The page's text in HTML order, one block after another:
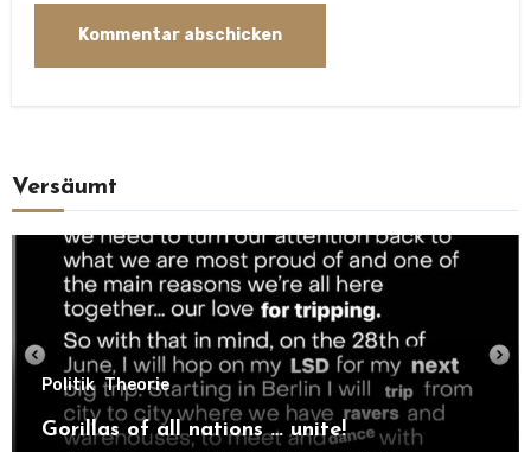
Versäumt
Politik Theorie
Gorillas of all nations … unite!